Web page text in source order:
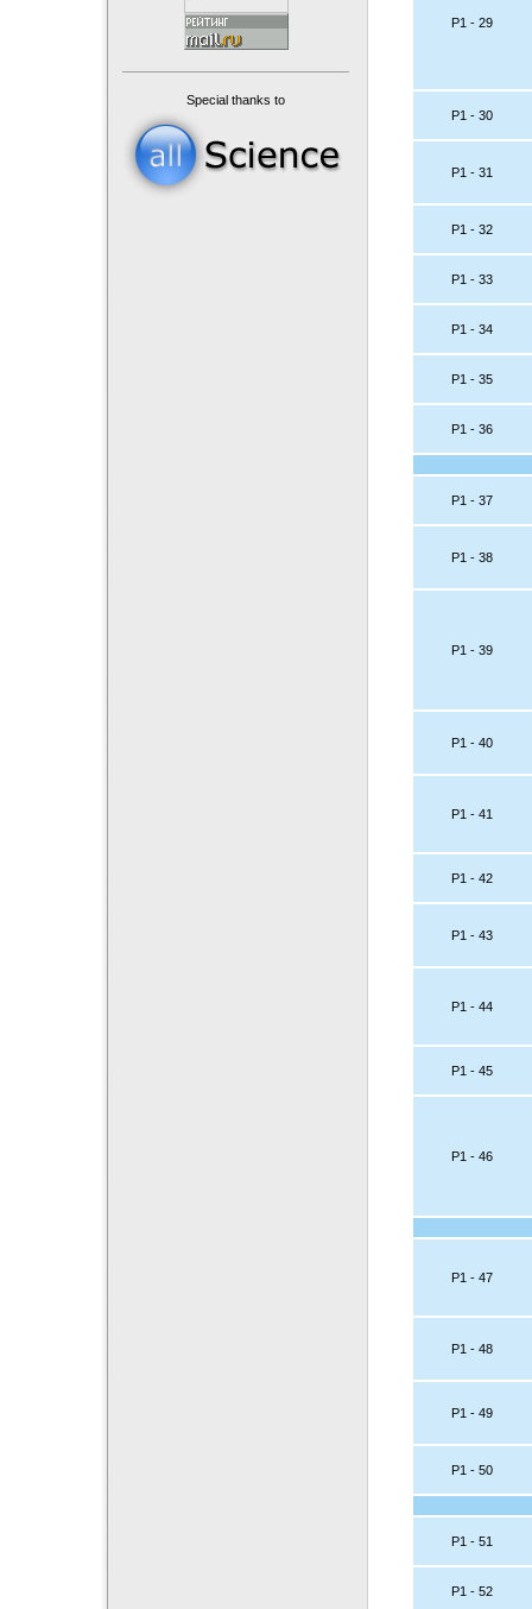
Special thanks to
P1 - 29
P1 - 30
P1 - 31
P1 - 32
P1 - 33
P1 - 34
P1 - 35
P1 - 36
P1 - 37
P1 - 38
P1 - 39
P1 - 40
P1 - 41
P1 - 42
P1 - 43
P1 - 44
P1 - 45
P1 - 46
P1 - 47
P1 - 48
P1 - 49
P1 - 50
P1 - 51
P1 - 52